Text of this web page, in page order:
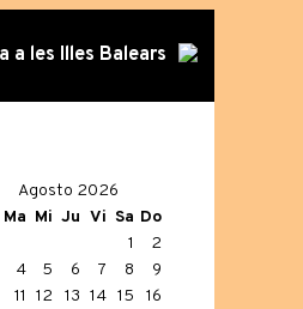
a les Illes Balears
Agosto 2026
Ma Mi Ju Vi Sa Do
1
2
4 5 6 7 8
9
11 12 13 14 15
16